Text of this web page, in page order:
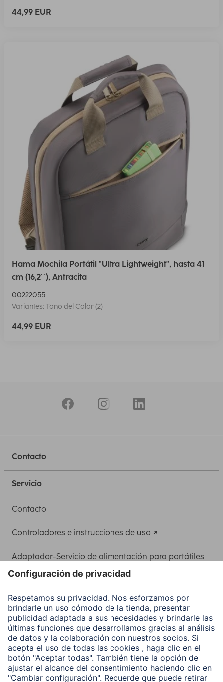
44,99 EUR
Hama Mochila Portátil "Ultra Lightweight", hasta 41
cm (16,2´´), Antracita
00222055
Variantes: Tono del Color (2)
44,99 EUR
Contacto
Servicio
Contacto
Controladores e instrucciones de uso
Adaptador-Servicio de alimentación para portátiles
Clientes online
Conviértete en distribuidor
Compañía